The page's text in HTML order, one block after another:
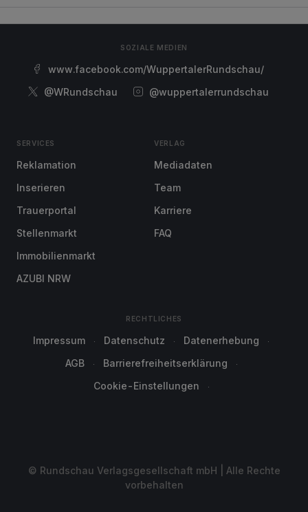
SOZIALE MEDIEN
www.facebook.com/WuppertalerRundschau/
@WRundschau
@wuppertalerrundschau
SERVICES
Reklamation
Inserieren
Trauerportal
Stellenmarkt
Immobilienmarkt
AZUBI NRW
VERLAG
Mediadaten
Team
Karriere
FAQ
RECHTLICHES
Impressum Datenschutz
Datenerhebung
AGB
Barrierefreiheitserklärung
Cookie-Einstellungen
© Rundschau Verlagsgesellschaft mbH | Alle Rechte
vorbehalten